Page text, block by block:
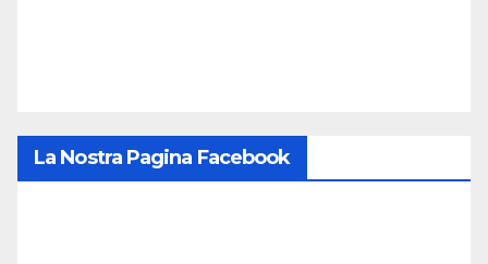
La Nostra Pagina Facebook